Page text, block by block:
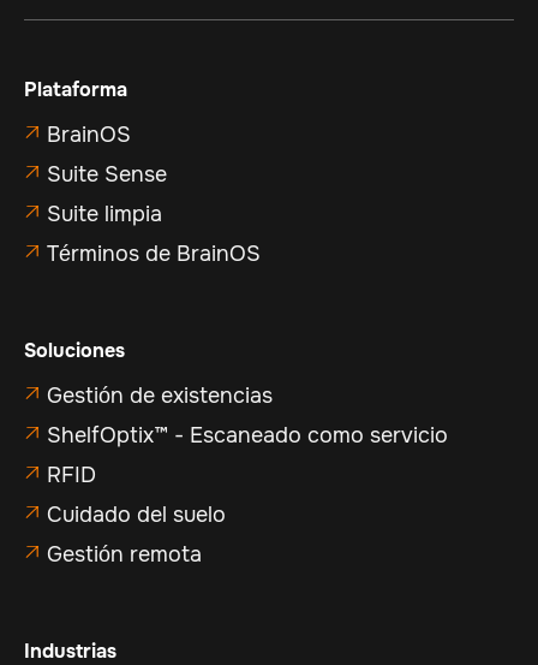
Plataforma
 BrainOS
 Suite Sense
 Suite limpia
 Términos de BrainOS
Soluciones
 Gestión de existencias
 ShelfOptix™ - Escaneado como servicio
 RFID
 Cuidado del suelo
 Gestión remota
Industrias